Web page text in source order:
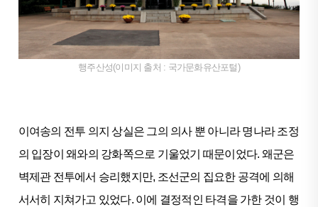
행주산성(이미지 출처 : 국가문화유산포털)
이여송의 전투 의지 상실은 그의 의사 뿐 아니라 명나라 조정
의 입장이 왜와의 강화쪽으로 기울었기 때문이었다. 왜군은
벽제관 전투에서 승리했지만, 조선군의 집요한 공격에 의해
서서히 지쳐가고 있었다. 이에 결정적인 타격을 가한 것이 행